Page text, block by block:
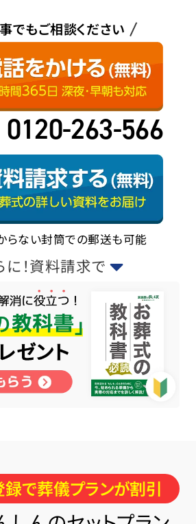
でもご相談ください
0120-263-566
らない封筒での郵送も可能
に！資料請求で
で葬儀プランが割引